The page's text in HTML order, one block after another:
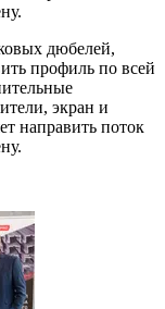
дюбелей,
профиль по всей
экран и
направить поток